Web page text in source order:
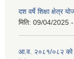
दश वर्षे शिक्षा
मिति: 09/04/2025
आ.व. २०८१/०८२ को